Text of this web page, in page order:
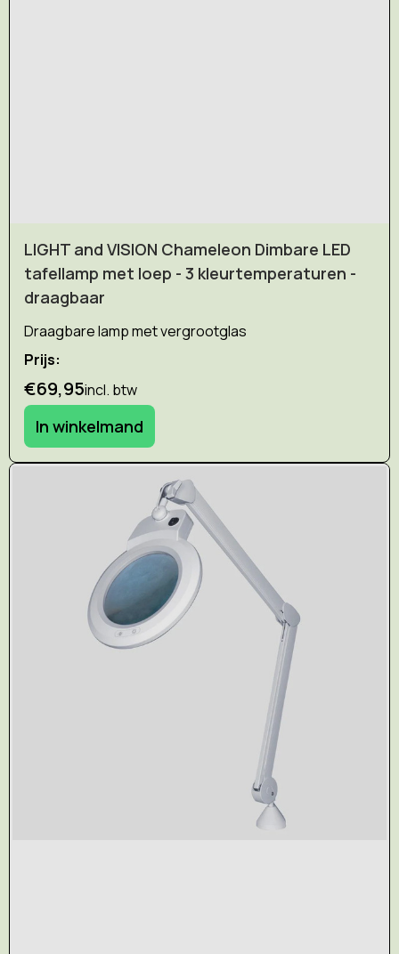
LIGHT and VISION Chameleon Dimbare LED
tafellamp met loep - 3 kleurtemperaturen -
draagbaar
Draagbare lamp met vergrootglas
Prijs:
€69,95incl. btw
In winkelmand